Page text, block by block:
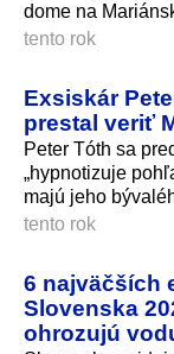
dome na
tento rok
Exsiskár
prestal veriť
Peter Tóth sa
„hypnotizuje
majú jeho
tento rok
6 najväčších
Slovenska
ohrozujú